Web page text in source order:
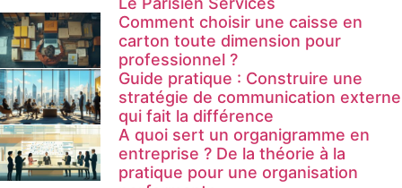
Comment choisir une caisse en
carton toute dimension pour
professionnel ?
Guide pratique : Construire une
stratégie de communication externe
qui fait la différence
A quoi sert un organigramme en
entreprise ? De la théorie à la
pratique pour une organisation